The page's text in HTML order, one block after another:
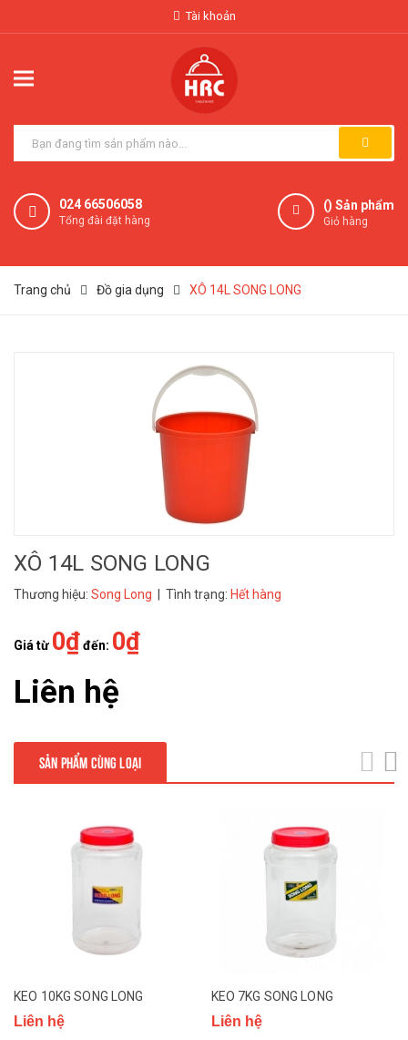
Tài khoản
024 66506058
Tổng đài đặt hàng
() Sản phẩm
Giỏ hàng
Trang chủ Đồ gia dụng XÔ 14L SONG LONG
XÔ 14L SONG LONG
Thương hiệu: Song Long | Tình trạng: Hết hàng
Giá từ 0₫đến: 0₫
Liên hệ
SẢN PHẨM CÙNG LOẠI
KEO 10KG SONG LONG
Liên hệ
KEO 7KG SONG LONG
Liên hệ